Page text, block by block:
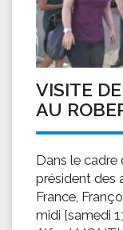
VISITE
AU
Dans le cadre
président des
France,
midi [samedi